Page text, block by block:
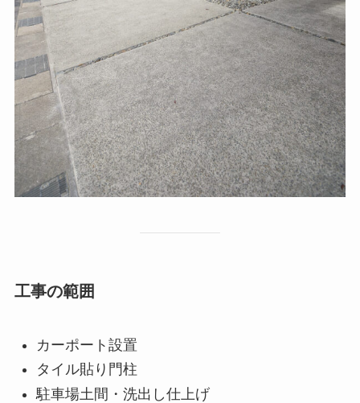
工事の範囲
カーポート設置
タイル貼り門柱
駐車場土間・洗出し仕上げ